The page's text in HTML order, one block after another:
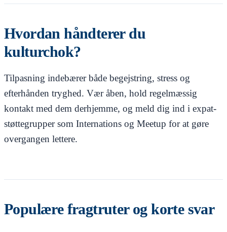
Hvordan håndterer du
kulturchok?
Tilpasning indebærer både begejstring, stress og
efterhånden tryghed. Vær åben, hold regelmæssig
kontakt med dem derhjemme, og meld dig ind i expat-
støttegrupper som Internations og Meetup for at gøre
overgangen lettere.
Populære fragtruter og korte svar